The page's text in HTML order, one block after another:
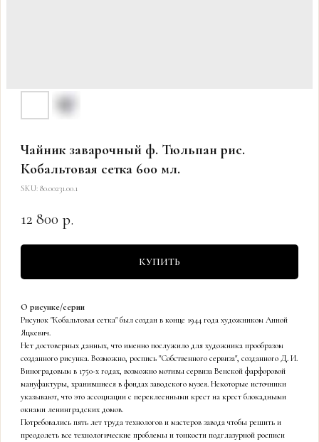
Чайник заварочный ф. Тюльпан рис.
Кобальтовая сетка 600 мл.
SKU: 80.00231.00.1
12 800 р.
КУПИТЬ
О рисунке/серии
Рисунок "Кобальтовая сетка" был создан в конце 1944 года художником Анной
Яцкевич.
Нет достоверных данных, что именно послужило для художника прообразом
созданного рисунка. Возможно, роспись "Собственного сервиза", созданного Д. И.
Виноградовым в 1750-х годах, возможно мотивы сервиза Венской фарфоровой
мануфактуры, хранившиеся в фондах заводского музея. Некоторые источники
указывают, что это ассоциации с переклеенными крест на крест блокадными
окнами ленинградских домов.
Потребовались пять лет труда технологов и мастеров завода чтобы решить и
преодолеть все технологические проблемы и тонкости подглазурной росписи